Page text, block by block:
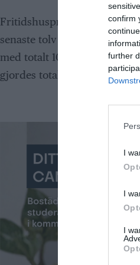
confirm
further
I
I
I
Fritidshuspriserna i
senaste tolv månaderna.
med totalt 108 försäljningar
gjordes totalt 68 affärer